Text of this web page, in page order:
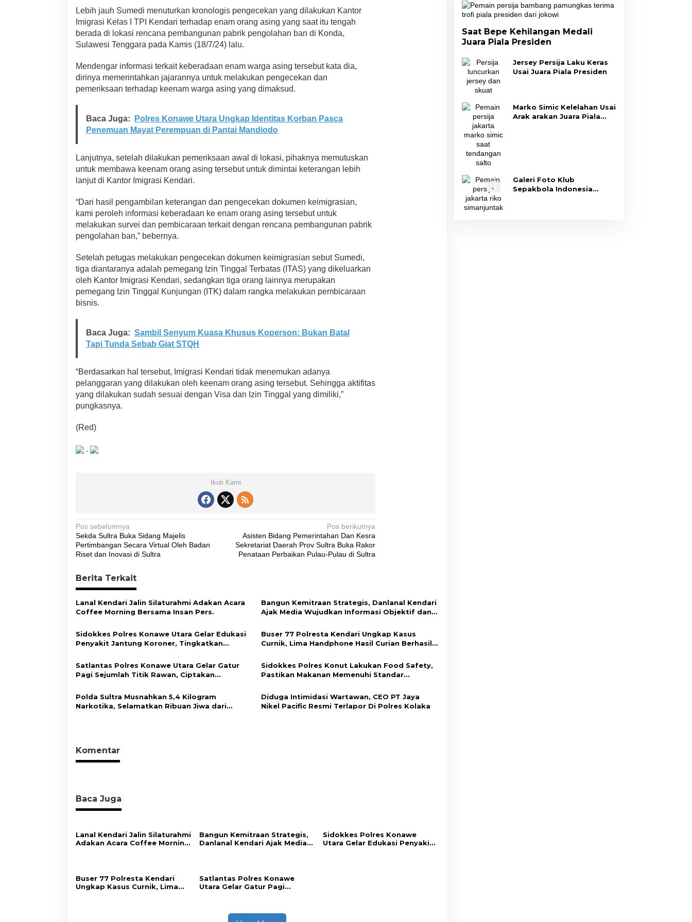
K
A
C
i
,
S
e
a
A
k
f
i
t
s
M
e
r
a
S
e
s
u
s
a
n
I
z
i
Lebih jauh Sumedi menuturkan kronologis pengecekan yang dilakukan Kantor
Imigrasi Kelas I TPI Kendari terhadap enam orang asing yang saat itu tengah
berada di lokasi rencana pembangunan pabrik pengolahan ban di Konda,
Sulawesi Tenggara pada Kamis (18/7/24) lalu.
Mendengar informasi terkait keberadaan enam warga asing tersebut kata dia,
dirinya memerintahkan jajarannya untuk melakukan pengecekan dan
pemeriksaan terhadap keenam warga asing yang dimaksud.
Baca Juga:
Polres Konawe Utara Ungkap Identitas Korban Pasca
Penemuan Mayat Perempuan di Pantai Mandiodo
Lanjutnya, setelah dilakukan pemeriksaan awal di lokasi, pihaknya memutuskan
untuk membawa keenam orang asing tersebut untuk dimintai keterangan lebih
lanjut di Kantor Imigrasi Kendari.
“Dari hasil pengambilan keterangan dan pengecekan dokumen keimigrasian,
kami peroleh informasi keberadaan ke enam orang asing tersebut untuk
melakukan survei dan pembicaraan terkait dengan rencana pembangunan pabrik
pengolahan ban,” bebernya.
Setelah petugas melakukan pengecekan dokumen keimigrasian sebut Sumedi,
tiga diantaranya adalah pemegang Izin Tinggal Terbatas (ITAS) yang dikeluarkan
oleh Kantor Imigrasi Kendari, sedangkan tiga orang lainnya merupakan
pemegang Izin Tinggal Kunjungan (ITK) dalam rangka melakukan pembicaraan
bisnis.
Baca Juga: Sambil Senyum Kuasa Khusus Koperson: Bukan Batal
Tapi Tunda Sebab Giat STQH
“Berdasarkan hal tersebut, Imigrasi Kendari tidak menemukan adanya
pelanggaran yang dilakukan oleh keenam orang asing tersebut. Sehingga aktifitas
yang dilakukan sudah sesuai dengan Visa dan Izin Tinggal yang dimiliki,”
pungkasnya.
(Red)
.
Ikuti Kami
N
a
v
i
g
a
s
i
p
s
Pos sebelumnya
Sekda Sultra Buka Sidang Majelis
Pertimbangan Secara Virtual Oleh Badan
Riset dan Inovasi di Sultra
Pos berikutnya
Asisten Bidang Pemerintahan Dan Kesra
Sekretariat Daerah Prov Sultra Buka Rakor
Penataan Perbaikan Pulau-Pulau di Sultra
Berita Terkait
Lanal Kendari Jalin Silaturahmi Adakan Acara
Coffee Morning Bersama Insan Pers.
Bangun Kemitraan Strategis, Danlanal Kendari
Ajak Media Wujudkan Informasi Objektif dan
Sidokkes Polres Konawe Utara Gelar Edukasi
Penyakit Jantung Koroner, Tingkatkan
Sehat
Buser 77 Polresta Kendari Ungkap Kasus
Curnik, Lima Handphone Hasil Curian Berhasil
Satlantas Polres Konawe Utara Gelar Gatur
Pagi Sejumlah Titik Rawan, Ciptakan
Masyarakat
Sidokkes Polres Konut Lakukan Food Safety,
Pastikan Makanan Memenuhi Standar
Polda Sultra Musnahkan 5,4 Kilogram
Narkotika, Selamatkan Ribuan Jiwa dari
Diduga Intimidasi Wartawan, CEO PT Jaya
Nikel Pacific Resmi Terlapor Di Polres Kolaka
Komentar
Baca Juga
Lanal Kendari Jalin Silaturahmi
Adakan Acara Coffee Morning
Bangun Kemitraan Strategis,
Danlanal Kendari Ajak Media
Sidokkes Polres Konawe
Utara Gelar Edukasi Penyakit
Buser 77 Polresta Kendari
Ungkap Kasus Curnik, Lima
Satlantas Polres Konawe
Utara Gelar Gatur Pagi
Saat Bepe Kehilangan Medali
Juara Piala Presiden
Jersey Persija Laku Keras
Usai Juara Piala Presiden
Marko Simic Kelelahan Usai
Arak arakan Juara Piala
Galeri Foto Klub
Sepakbola Indonesia